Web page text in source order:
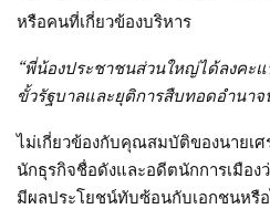
หรือคนที่เกี่ยวข้องบริหาร
“พี่น้องประชาชนส่วนใหญ่ได้ลงคะ
ขั้วรัฐบาลและยุติการสืบทอดอำนาจ
ไม่เกี่ยวข้องกับคุณสมบัติของนายเ
นักธุรกิจชื่อดังและอดีตนักการเมือ
มีผลประโยชน์ทับซ้อนกับเอกชนหรื